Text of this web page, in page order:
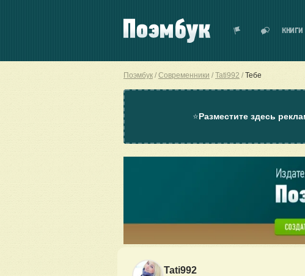
КНИГИ
Поэмбук Современники Tati992 Тебе
⭐Разместите здесь
Tati992